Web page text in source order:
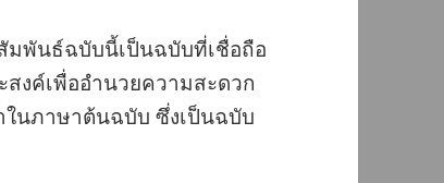
มพันธ์ฉบับนี้เป็นฉบับที่เชื่อถือ
งค์เพื่ออำนวยความสะดวก
ในภาษาต้นฉบับ ซึ่งเป็นฉบับ